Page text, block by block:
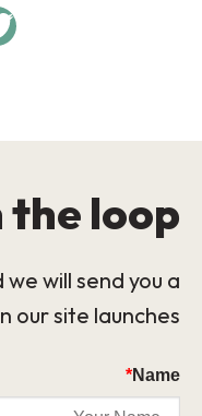
loop!
will send you a
our site launches.
Name
*